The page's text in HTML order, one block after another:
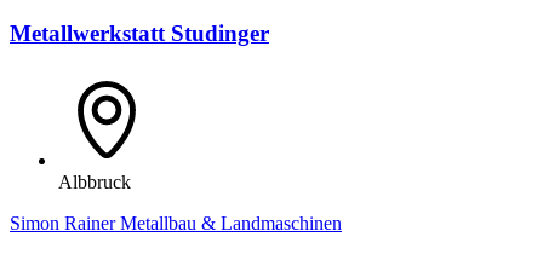
Metallwerkstatt Studinger
Albbruck
Simon Rainer Metallbau & Landmaschinen